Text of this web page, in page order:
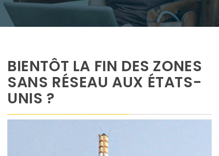
BIENTÔT LA FIN DES ZONES
SANS RÉSEAU AUX ÉTATS-
UNIS ?